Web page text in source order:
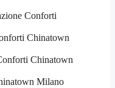
Conforti
Chinatown
Chinatown
Milano